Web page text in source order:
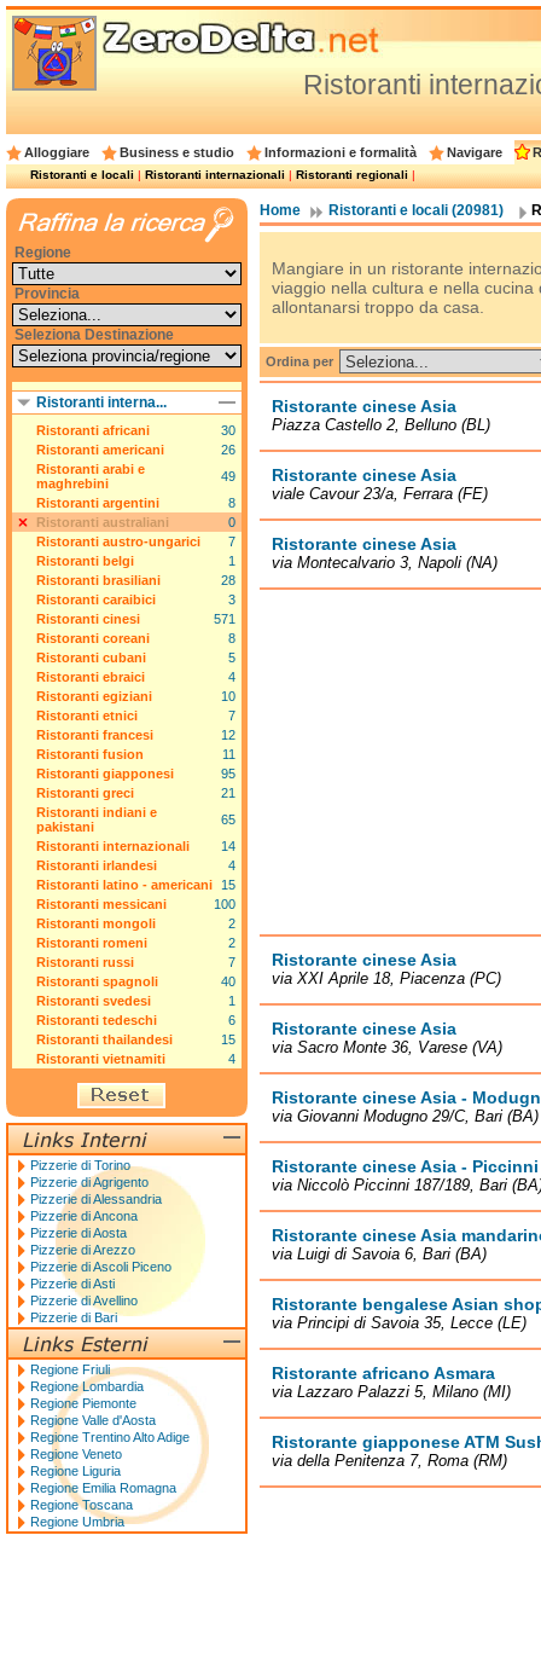
Ristoranti
Alloggiare Business e studio Informazioni e formalità Navigare
Ristoranti e locali|Ristoranti internazionali|Ristoranti regionali|
Home Ristoranti e locali (20981)
Mangiare in un ristorante
viaggio nella cultura e nella
allontanarsi troppo da casa.
Ordina per
Ristorante cinese Asia
Piazza Castello 2, Belluno (BL)
Ristorante cinese Asia
viale Cavour 23/a, Ferrara (FE)
Ristorante cinese Asia
via Montecalvario 3, Napoli (NA)
Ristorante cinese Asia
via XXI Aprile 18, Piacenza (PC)
Ristorante cinese Asia
via Sacro Monte 36, Varese (VA)
Ristorante cinese Asia -
via Giovanni Modugno 29/C, Bari (BA)
Ristorante cinese Asia - Piccinni
via Niccolò Piccinni 187/189, Bari
Ristorante cinese Asia
via Luigi di Savoia 6, Bari (BA)
Ristorante bengalese Asian
via Principi di Savoia 35, Lecce (LE)
Ristorante africano Asmara
via Lazzaro Palazzi 5, Milano (MI)
Ristorante giapponese ATM
via della Penitenza 7, Roma (RM)
Regione
Provincia
Seleziona Destinazione
Ristoranti interna...
Ristoranti africani
30
Ristoranti americani
26
Ristoranti arabi e
maghrebini
49
Ristoranti argentini
8
Ristoranti australiani
0
Ristoranti austro-ungarici
7
Ristoranti belgi
1
Ristoranti brasiliani
28
Ristoranti caraibici
3
Ristoranti cinesi
571
Ristoranti coreani
8
Ristoranti cubani
5
Ristoranti ebraici
4
Ristoranti egiziani
10
Ristoranti etnici
7
Ristoranti francesi
12
Ristoranti fusion
11
Ristoranti giapponesi
95
Ristoranti greci
21
Ristoranti indiani e
pakistani
65
Ristoranti internazionali
14
Ristoranti irlandesi
4
Ristoranti latino - americani
15
Ristoranti messicani
100
Ristoranti mongoli
2
Ristoranti romeni
2
Ristoranti russi
7
Ristoranti spagnoli
40
Ristoranti svedesi
1
Ristoranti tedeschi
6
Ristoranti thailandesi
15
Ristoranti vietnamiti
4
Pizzerie di Torino
Pizzerie di Agrigento
Pizzerie di Alessandria
Pizzerie di Ancona
Pizzerie di Aosta
Pizzerie di Arezzo
Pizzerie di Ascoli Piceno
Pizzerie di Asti
Pizzerie di Avellino
Pizzerie di Bari
Regione Friuli
Regione Lombardia
Regione Piemonte
Regione Valle d'Aosta
Regione Trentino Alto Adige
Regione Veneto
Regione Liguria
Regione Emilia Romagna
Regione Toscana
Regione Umbria